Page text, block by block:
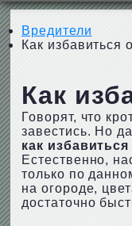
Вредители
Как избавиться
Как
Говорят, что
завестись. Но
как
Естественно,
только по
на огороде,
достаточно